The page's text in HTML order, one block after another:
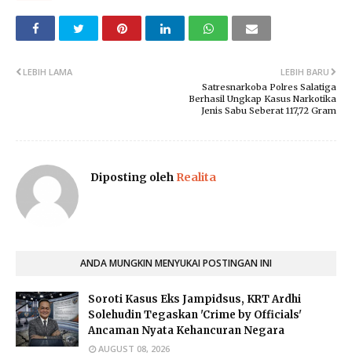
LEBIH BARU
Satresnarkoba Polres Salatiga
Berhasil Ungkap Kasus Narkotika
Jenis Sabu Seberat 117,72 Gram
LEBIH LAMA
Diposting oleh Realita
ANDA MUNGKIN MENYUKAI POSTINGAN INI
Soroti Kasus Eks Jampidsus, KRT Ardhi
Solehudin Tegaskan 'Crime by Officials'
Ancaman Nyata Kehancuran Negara
AUGUST 08, 2026